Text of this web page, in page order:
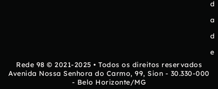
d
a
d
e
Rede 98 © 2021-2025 • Todos os direitos reservados
Avenida Nossa Senhora do Carmo, 99, Sion - 30.330-000
- Belo Horizonte/MG